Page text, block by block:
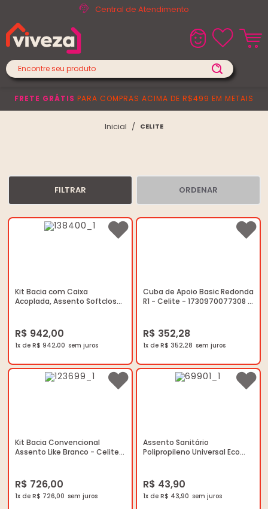
Central de Atendimento
FRETE GRÁTIS PARA COMPRAS ACIMA DE R$499 EM METAIS
FILTRAR ORDENAR
CELITE
Kit Bacia com Caixa
Acoplada, Assento Softclose
1207230012300 - Unitário
R$ 942,00
1x de R$ 942,00
Cuba de Apoio Basic Redonda
R1 - Celite - 1730970077308 -
R$ 352,28
1x de R$ 352,28
Kit Bacia Convencional
Assento Like Branco - Celite -
R$ 726,00
1x de R$ 726,00
Assento Sanitário
Polipropileno Universal Eco
R$ 43,90
1x de R$ 43,90